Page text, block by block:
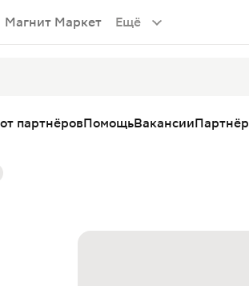
Магнит Маркет Ещё
партнёровПомощьВакансии